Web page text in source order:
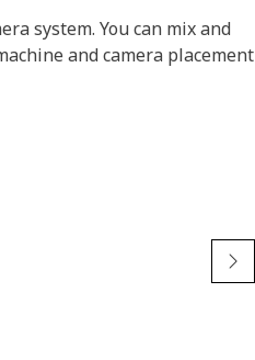
system. You can mix and
and camera placement